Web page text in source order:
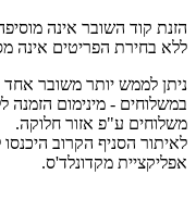
הזנת קוד השובר אינה
ללא בחירת הפריטים אינה
ניתן לממש יותר משובר אחד
במשלוחים - מינימום הזמנה ללא דמי
משלוחים ע"פ אזור חלוקה.
לאיתור הסניף הקרוב
אפליקציית מקדונלד'ס.